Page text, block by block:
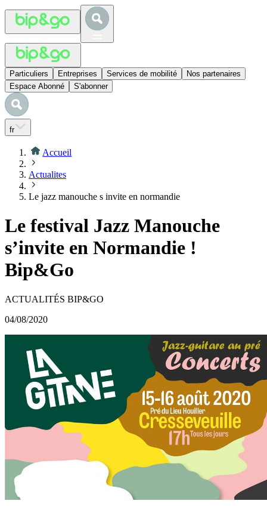
Particuliers Entreprises Services de mobilité
Nos partenaires
Espace Abonné
S'abonner
fr
Accueil
Actualites
Le jazz manouche s invite en normandie
Le festival Jazz Manouche
s’invite en Normandie !
Bip&Go
ACTUALITÉS BIP&GO
04/08/2020